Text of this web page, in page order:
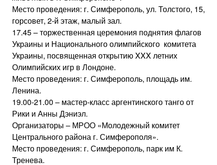
Место проведения: г. Симферополь, ул. Толстого, 15,
горсовет, 2-й этаж, малый зал.
17.45 – торжественная церемония поднятия флагов
Украины и Национального олимпийского комитета
Украины, посвященная открытию XXX летних
Олимпийских игр в Лондоне.
Место проведения: г. Симферополь, площадь им.
Ленина.
19.00-21.00 – мастер-класс аргентинского танго от
Рики и Анны Дэниэл.
Организаторы – МРОО «Молодежный комитет
Центрального района г. Симферополя».
Место проведения: г. Симферополь, парк им К.
Тренева.